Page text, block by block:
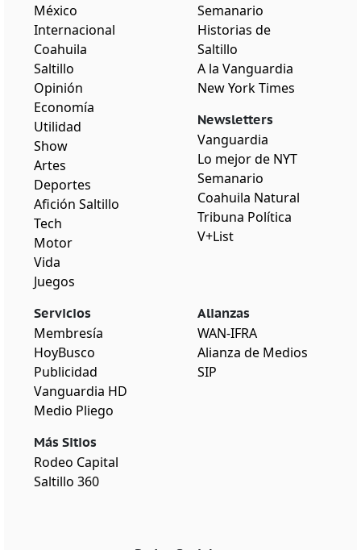
México
Internacional
Coahuila
Saltillo
Opinión
Economía
Utilidad
Show
Artes
Deportes
Afición Saltillo
Tech
Motor
Vida
Juegos
Semanario
Historias de
Saltillo
A la Vanguardia
New York Times
Newsletters
Vanguardia
Lo mejor de NYT
Semanario
Coahuila Natural
Tribuna Política
V+List
Servicios
Membresía
HoyBusco
Publicidad
Vanguardia HD
Medio Pliego
Más Sitios
Rodeo Capital
Saltillo 360
Alianzas
WAN-IFRA
Alianza de Medios
SIP